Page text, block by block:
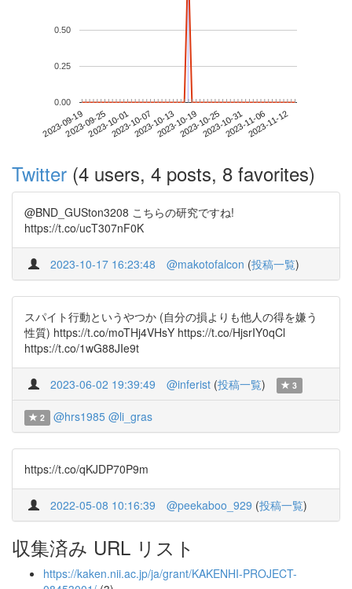
2023-09-192023-09-252023-10-012023-10-072023-10-132023-10-192023-10-252023-10-312023-11-062023-11-12
0.00
0.25
0.50
Twitter (4 users, 4 posts, 8 favorites)
@BND_GUSton3208 こちらの研究ですね!
https://t.co/ucT307nF0K
2023-10-17 16:23:48 @makotofalcon (投稿一覧)
スパイト行動というやつか (自分の損よりも他人の得を嫌う
性質) https://t.co/moTHj4VHsY https://t.co/HjsrIY0qCl
https://t.co/1wG88JIe9t
2023-06-02 19:39:49 @inferist (投稿一覧) 3
2 @hrs1985 @li_gras
https://t.co/qKJDP70P9m
2022-05-08 10:16:39 @peekaboo_929 (投稿一覧)
収集済み URL リスト
https://kaken.nii.ac.jp/ja/grant/KAKENHI-PROJECT-